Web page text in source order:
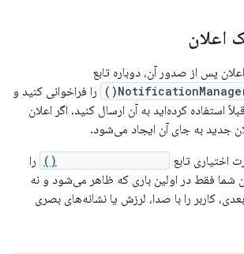
اعلان
پس از صدور آن، دوباره تابع
را فراخوانی کنید و
استفاده کرده‌اید به آن ارسال کنید. اگر اعلان
جدید به جای آن ایجاد می‌شود.
اختیاری تابع
را
شما فقط در اولین باری که ظاهر می‌شود و نه
کاربر را با صدا، لرزش یا نشانه‌های بصری